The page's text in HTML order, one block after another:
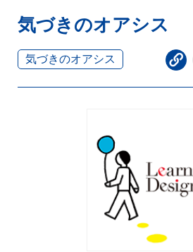
気づきのオアシス
気づきのオアシス